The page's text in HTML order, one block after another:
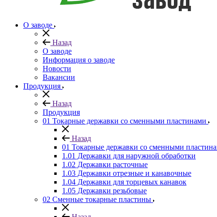
О заводе
Назад
О заводе
Информация о заводе
Новости
Вакансии
Продукция
Назад
Продукция
01 Токарные державки со сменными пластинами
Назад
01 Токарные державки со сменными
1.01 Державки для наружной обработки
1.02 Державки расточные
1.03 Державки отрезные и канавочные
1.04 Державки для торцевых канавок
1.05 Державки резьбовые
02 Сменные токарные пластины